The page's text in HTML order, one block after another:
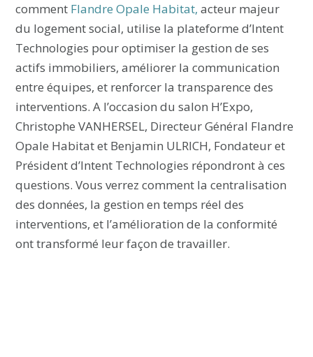
comment Flandre Opale Habitat, acteur majeur
du logement social, utilise la plateforme d’Intent
Technologies pour optimiser la gestion de ses
actifs immobiliers, améliorer la communication
entre équipes, et renforcer la transparence des
interventions.A l’occasion du salon H’Expo,
Christophe VANHERSEL, Directeur Général Flandre
Opale Habitat et Benjamin ULRICH, Fondateur et
Président d’Intent Technologies répondront à ces
questions.Vous verrez comment la centralisation
des données, la gestion en temps réel des
interventions, et l’amélioration de la conformité
ont transformé leur façon de travailler.